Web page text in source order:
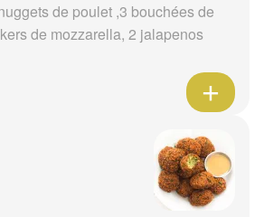
de poulet ,3 bouchées de
de mozzarella, 2 jalapenos